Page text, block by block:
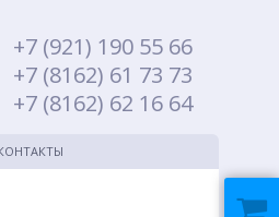
+7 (921) 190 55 66
+7 (8162) 61 73 73
+7 (8162) 62 16 64